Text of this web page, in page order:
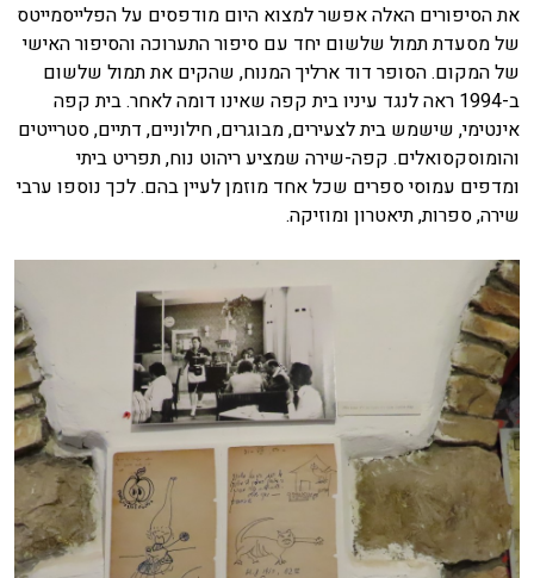
את הסיפורים האלה אפשר למצוא היום מודפסים על הפלייסמייטס
של מסעדת תמול שלשום יחד עם סיפור התערוכה והסיפור האישי
של המקום. הסופר דוד ארליך המנוח, שהקים את תמול שלשום
ב-1994 ראה לנגד עיניו בית קפה שאינו דומה לאחר. בית קפה
אינטימי, שישמש בית לצעירים, מבוגרים, חילוניים, דתיים, סטרייטים
והומוסקסואלים. קפה-שירה שמציע ריהוט נוח, תפריט ביתי
ומדפים עמוסי ספרים שכל אחד מוזמן לעיין בהם. לכך נוספו ערבי
שירה, ספרות, תיאטרון ומוזיקה.